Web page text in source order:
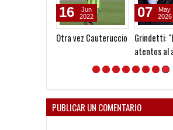
Otra vez Cauteruccio
16
Jun
2022
Grindetti:
atentos al
07
May
2026
PUBLICAR UN COMENTARIO